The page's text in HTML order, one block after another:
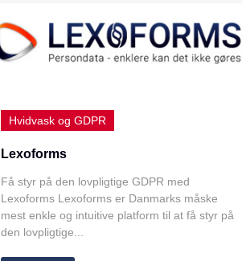
Hvidvask og GDPR
Lexoforms
Få styr på den lovpligtige GDPR med
Lexoforms Lexoforms er Danmarks måske
mest enkle og intuitive platform til at få styr på
den lovpligtige...